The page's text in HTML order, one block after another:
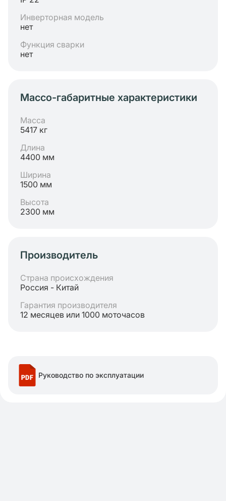
Инверторная модель
нет
Функция сварки
нет
Массо-габаритные характеристики
Масса
5417 кг
Длина
4400 мм
Ширина
1500 мм
Высота
2300 мм
Производитель
Страна происхождения
Россия - Китай
Гарантия производителя
12 месяцев или 1000 моточасов
Руководство по эксплуатации